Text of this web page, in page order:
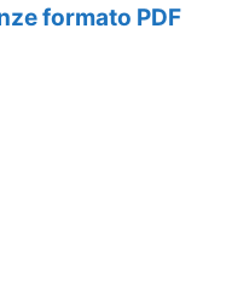
formato PDF